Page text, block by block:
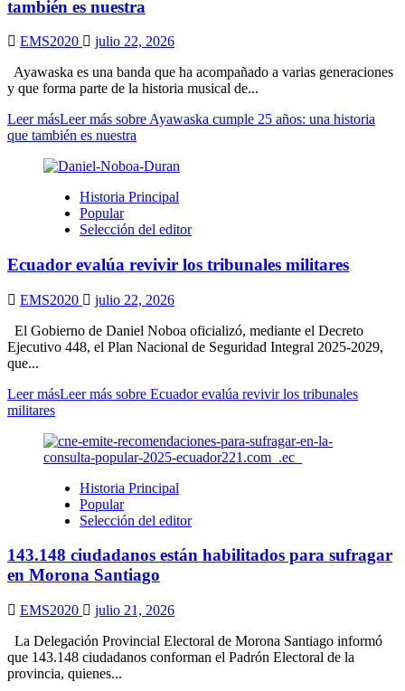
también es nuestra
EMS2020
julio 22, 2026
Ayawaska es una banda que ha acompañado a varias generaciones
y que forma parte de la historia musical de...
Leer másLeer más sobre Ayawaska cumple 25 años: una historia
que también es nuestra
Historia Principal
Popular
Selección del editor
Ecuador evalúa revivir los tribunales militares
EMS2020
julio 22, 2026
El Gobierno de Daniel Noboa oficializó, mediante el Decreto
Ejecutivo 448, el Plan Nacional de Seguridad Integral 2025-2029,
que...
Leer másLeer más sobre Ecuador evalúa revivir los tribunales
militares
Historia Principal
Popular
Selección del editor
143.148 ciudadanos están habilitados para sufragar
en Morona Santiago
EMS2020
julio 21, 2026
La Delegación Provincial Electoral de Morona Santiago informó
que 143.148 ciudadanos conforman el Padrón Electoral de la
provincia, quienes...